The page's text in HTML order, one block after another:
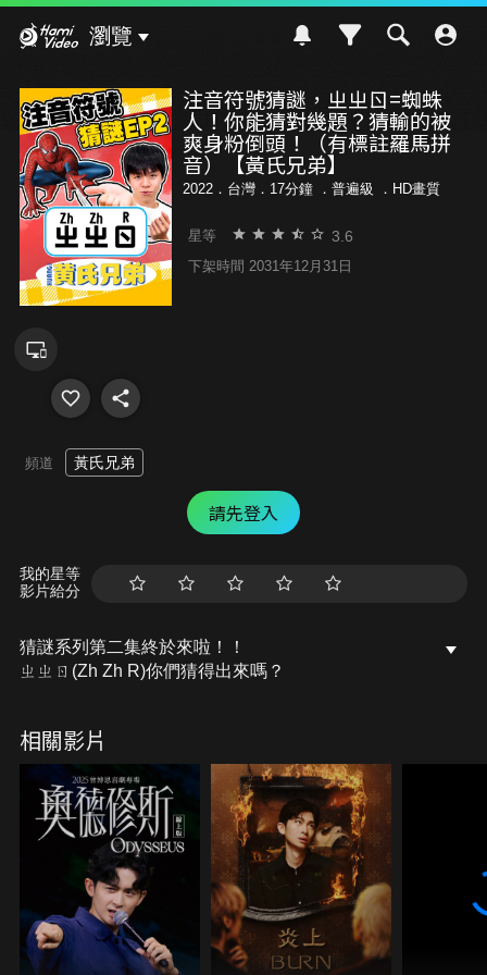
瀏覽
注音符號猜謎，ㄓㄓㄖ=蜘蛛
人！你能猜對幾題？猜輸的被
爽身粉倒頭！（有標註羅馬拼
音）【黃氏兄弟】
2022．台灣．17分鐘 ． 普遍級 ．HD畫質
星等 3.6
下架時間 2031年12月31日
頻道 黃氏兄弟
請先登入
我的星等
影片給分
猜謎系列第二集終於來啦！！
ㄓㄓㄖ(Zh Zh R)你們猜得出來嗎？
相關影片